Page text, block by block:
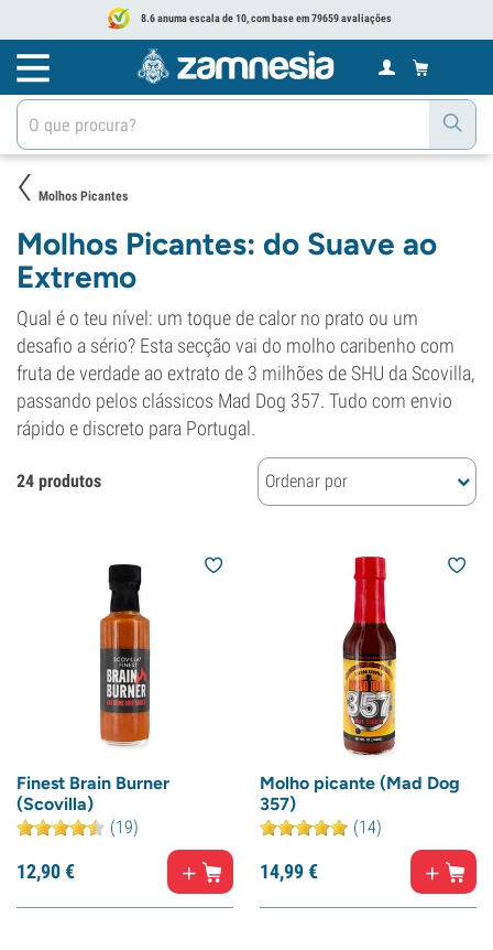
8.6 anuma escala de 10, com base em 79659 avaliações
Molhos Picantes
Molhos Picantes: do Suave ao
Extremo
Qual é o teu nível: um toque de calor no prato ou um
desafio a sério? Esta secção vai do molho caribenho com
fruta de verdade ao extrato de 3 milhões de SHU da Scovilla,
passando pelos clássicos Mad Dog 357. Tudo com envio
rápido e discreto para Portugal.
24 produtos Ordenar por
Finest Brain Burner
(Scovilla)
(19)
12,90€
Molho picante (Mad Dog
357)
(14)
14,99€